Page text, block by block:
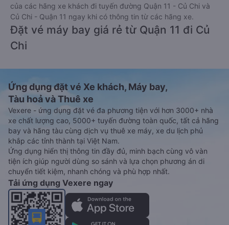
của các hãng xe khách đi tuyến đường Quận 11 - Củ Chi và
Củ Chi - Quận 11 ngay khi có thông tin từ các hãng xe.
Đặt vé máy bay giá rẻ từ Quận 11 đi Củ
Chi
Ứng dụng đặt vé Xe khách, Máy bay,
Tàu hoả và Thuê xe
Vexere - ứng dụng đặt vé đa phương tiện với hơn 3000+ nhà
xe chất lượng cao, 5000+ tuyến đường toàn quốc, tất cả hãng
bay và hãng tàu cùng dịch vụ thuê xe máy, xe du lịch phủ
khắp các tỉnh thành tại Việt Nam.
Ứng dụng hiển thị thông tin đầy đủ, minh bạch cùng vô vàn
tiện ích giúp người dùng so sánh và lựa chọn phương án di
chuyển tiết kiệm, nhanh chóng và phù hợp nhất.
Tải ứng dụng Vexere ngay